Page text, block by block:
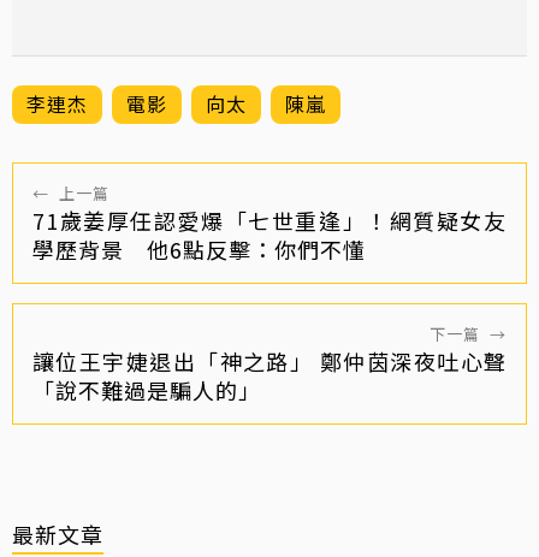
李連杰 電影 向太 陳嵐
← 上一篇
71歲姜厚任認愛爆「七世重逢」！網質疑女友
學歷背景 他6點反擊：你們不懂
下一篇 →
讓位王宇婕退出「神之路」 鄭仲茵深夜吐心聲
「說不難過是騙人的」
最新文章